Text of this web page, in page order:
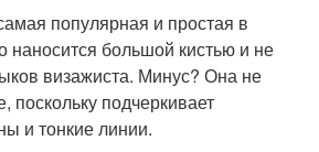
популярная и простая в
наносится большой кистью и не
визажиста. Минус? Она не
поскольку подчеркивает
и тонкие линии.